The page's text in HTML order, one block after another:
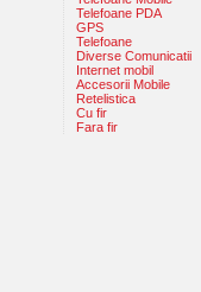
Telefoane PDA
GPS
Telefoane
Diverse Comunicatii
Internet mobil
Accesorii Mobile
Retelistica
Cu fir
Fara fir